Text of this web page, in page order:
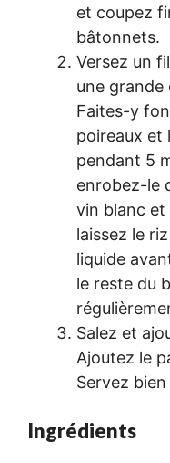
et coupez
bâtonnets.
Versez un
une grande
Faites-y
poireaux et
pendant 5
enrobez-le
vin blanc et
laissez le
liquide
le reste du
Salez et
Ajoutez le
Servez
Ingrédients